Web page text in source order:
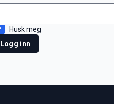
Husk meg
Logg inn